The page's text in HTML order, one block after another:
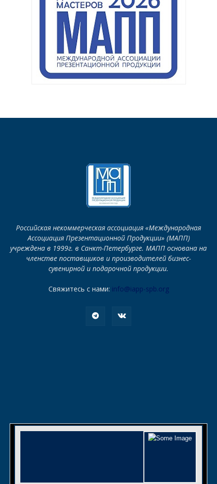
Российская некоммерческая ассоциация «Международная
Ассоциация Презентационной Продукции» (МАПП)
учреждена в 1999г. в Санкт-Петербурге. МАПП основана на
членстве поставщиков и производителей бизнес-
сувенирной и подарочной продукции.
Свяжитесь с нами: info@iapp-spb.org